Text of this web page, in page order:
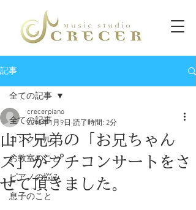
記事
全ての記事
コンクール
お教室のこと
ピアノの悩み
息子のこと
全ての記事
山下兄弟の「お兄ちゃん
ズ」がプチコンサートをさ
せて頂きました。
crecerpiano
2018年1月9日 読了時間: 2分